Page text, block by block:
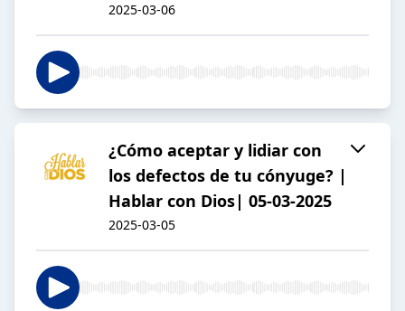
2025-03-06
¿Cómo aceptar y lidiar con
los defectos de tu cónyuge? |
Hablar con Dios| 05-03-2025
2025-03-05